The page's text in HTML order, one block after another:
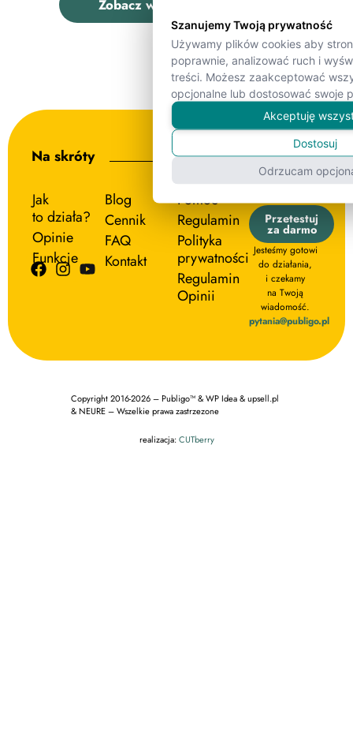
Zobacz wszystkie pytania
Na skróty
Jak
to działa?
Opinie
Funkcje
Blog
Cennik
FAQ
Kontakt
Pomoc
Regulamin
Polityka
prywatności
Regulamin
Opinii
Przetestuj
za darmo
Jesteśmy gotowi
do działania,
i czekamy
na Twoją
wiadomość.
pytania@publigo.pl
Copyright 2016-2026 – Publigo™ & WP Idea & upsell.pl
& NEURE – Wszelkie prawa zastrzezone
realizacja:CUTberry
Szanujemy Twoją prywatność
Używamy plików cookies aby
poprawnie, analizować ruch i
treści. Możesz zaakceptować
opcjonalne lub dostosować swoje
Akceptuję
Dostosuj
Odrzucam